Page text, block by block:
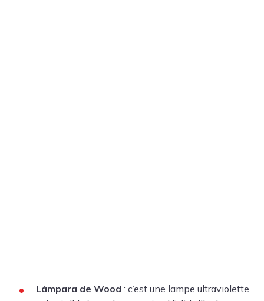
Lámpara de Wood : c’est une lampe ultraviolette